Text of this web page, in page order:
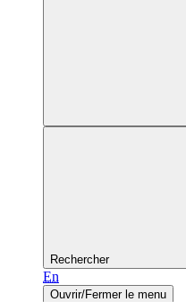
Rechercher
En
Ouvrir/Fermer le menu